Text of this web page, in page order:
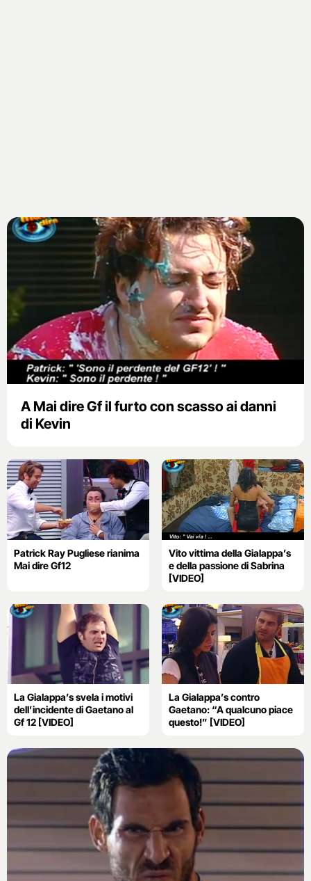
A Mai dire Gf il furto con scasso ai danni
di Kevin
Patrick Ray Pugliese rianima
Mai dire Gf12
Vito vittima della Gialappa’s
e della passione di Sabrina
[VIDEO]
La Gialappa’s svela i motivi
dell’incidente di Gaetano al
Gf 12 [VIDEO]
La Gialappa’s contro
Gaetano: “A qualcuno piace
questo!” [VIDEO]